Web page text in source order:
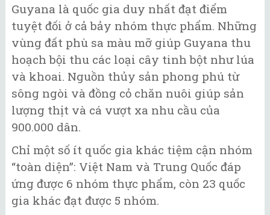
Guyana là quốc gia duy nhất đạt điểm
tuyệt đối ở cả bảy nhóm thực phẩm. Những
vùng đất phù sa màu mỡ giúp Guyana thu
hoạch bội thu các loại cây tinh bột như lúa
và khoai. Nguồn thủy sản phong phú từ
sông ngòi và đồng cỏ chăn nuôi giúp sản
lượng thịt và cá vượt xa nhu cầu của
900.000 dân.
Chỉ một số ít quốc gia khác tiệm cận nhóm
“toàn diện”: Việt Nam và Trung Quốc đáp
ứng được 6 nhóm thực phẩm, còn 23 quốc
gia khác đạt được 5 nhóm.